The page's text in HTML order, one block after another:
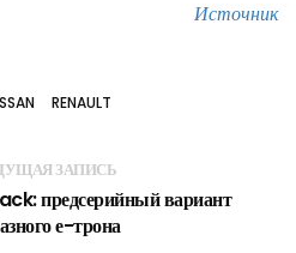
Источник
RENAULT
ЗАПИСЬ
предсерийный вариант
е-трона